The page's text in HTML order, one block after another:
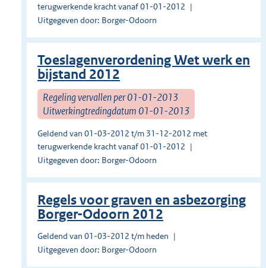
terugwerkende kracht vanaf 01-01-2012
Uitgegeven door: Borger-Odoorn
Toeslagenverordening Wet werk en
bijstand 2012
Regeling vervallen per 01-01-2013
Uitwerkingtredingdatum 01-01-2013
Geldend van 01-03-2012 t/m 31-12-2012 met
terugwerkende kracht vanaf 01-01-2012
Uitgegeven door: Borger-Odoorn
Regels voor graven en asbezorging
Borger-Odoorn 2012
Geldend van 01-03-2012 t/m heden
Uitgegeven door: Borger-Odoorn